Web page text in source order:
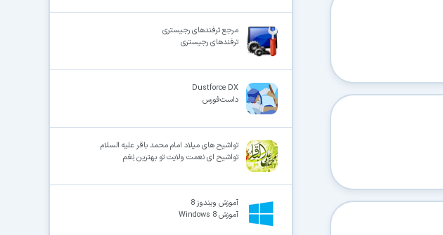
مرجع ترفندهای رجیستری
ترفندهای رجیستری
Dustforce DX
داست‌فورس
تواشیح های میلاد امام محمد باقر علیه السلام
تواشیح ای نعمت ولایت تو بهترین نِعَم
آموزش ویندوز 8
آموزش Windows 8